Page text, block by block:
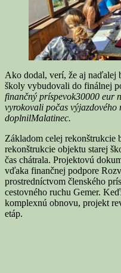
Ako dodal, verí, že aj naďalej
školy vybudovali do finálnej
finančný príspevok30000 eur
vyrokovali počas
doplnilMalatinec.
Základom celej rekonštrukcie
rekonštrukcie objektu starej
čas chátrala. Projektovú
vďaka finančnej podpore
prostredníctvom členského
cestovného ruchu Gemer.
komplexnú obnovu, projekt
etáp.